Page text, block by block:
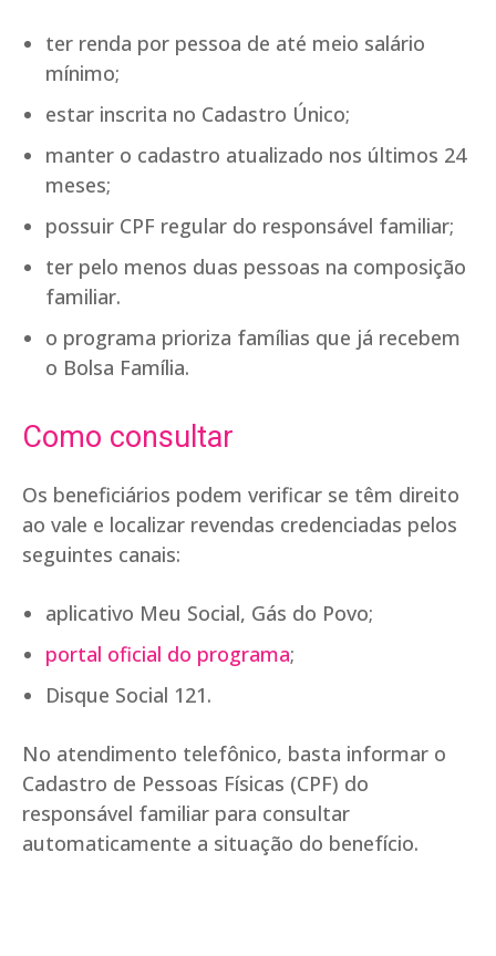
ter renda por pessoa de até meio salário
mínimo;
estar inscrita no Cadastro Único;
manter o cadastro atualizado nos últimos 24
meses;
possuir CPF regular do responsável familiar;
ter pelo menos duas pessoas na composição
familiar.
o programa prioriza famílias que já recebem
o Bolsa Família.
Como consultar
Os beneficiários podem verificar se têm direito
ao vale e localizar revendas credenciadas pelos
seguintes canais:
aplicativo Meu Social, Gás do Povo;
portal oficial do programa;
Disque Social 121.
No atendimento telefônico, basta informar o
Cadastro de Pessoas Físicas (CPF) do
responsável familiar para consultar
automaticamente a situação do benefício.